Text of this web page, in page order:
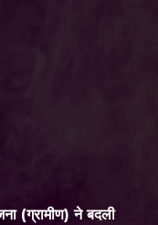
(ग्रामीण) ने बदली